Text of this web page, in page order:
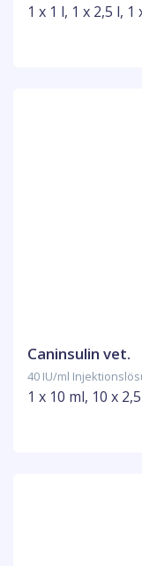
1 x 1 l, 1 x 2,5 l, 1
Caninsulin vet.
40 IU/ml
1 x 10 ml, 10 x